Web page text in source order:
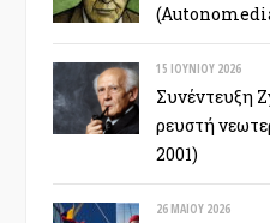
15 ΙΟΥΝΊΟΥ 2026
Συνέντευξη
ρευστή
2001)
26 ΜΑΪ́ΟΥ 2026